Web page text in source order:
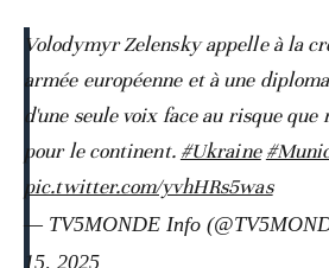
Volodymyr Zelensky appelle à la
armée européenne et à une
d'une seule voix face au risque que
pour le continent. #Ukraine
pic.twitter.com/yvhHRs5was
— TV5MONDE Info
15, 2025